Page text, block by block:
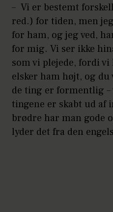
– Vi er bestemt
red.) for tiden, men
for ham, og jeg ved,
for mig. Vi ser ikke
som vi plejede, fordi
elsker ham højt, og du
de ting er formentlig –
tingene er skabt ud af
brødre har man gode
lyder det fra den